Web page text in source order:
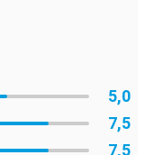
5,0
7,5
7,5